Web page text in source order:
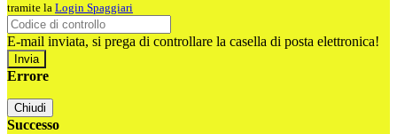
tramite la Login Spaggiari
E-mail inviata, si prega di controllare la casella di posta elettronica!
Errore
Chiudi
Successo